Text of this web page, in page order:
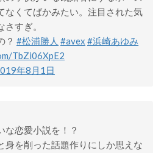
なくてばかみたい。注目された気
すぎ。
？ #松浦勝人 #avex #浜崎あゆみ
TbZi06XpE2
年8月1日
な恋愛小説を！？
身を削った話題作りにしか思えな